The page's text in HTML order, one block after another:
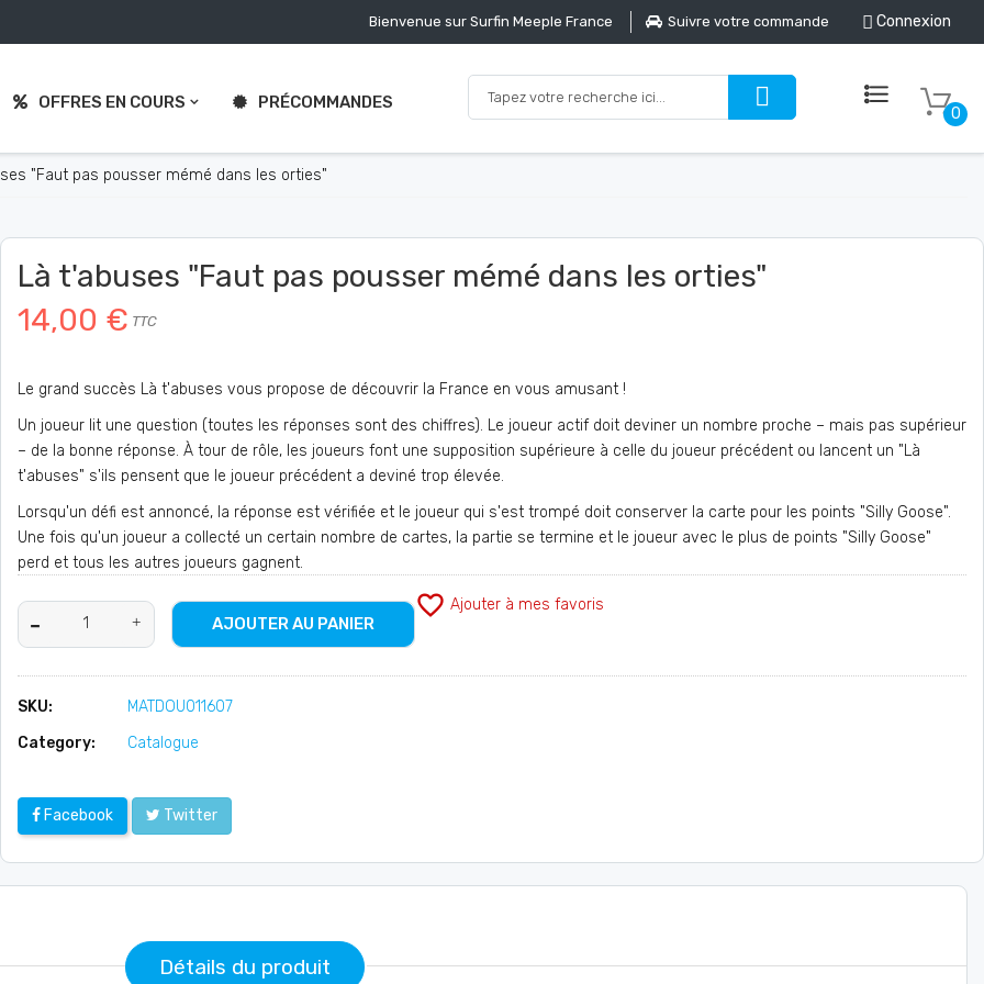
Bienvenue sur Surfin Meeple France Suivre votre commande Connexion
0
OFFRES EN COURS PRÉCOMMANDES
"Faut pas pousser mémé dans les orties"
Là t'abuses "Faut pas pousser mémé dans les orties"
14,00 € TTC
Le grand succès Là t'abuses vous propose de découvrir la France en vous amusant !
Un joueur lit une question (toutes les réponses sont des chiffres). Le joueur actif doit deviner un nombre proche – mais pas supérieur
– de la bonne réponse. À tour de rôle, les joueurs font une supposition supérieure à celle du joueur précédent ou lancent un "Là
t'abuses" s'ils pensent que le joueur précédent a deviné trop élevée.
Lorsqu'un défi est annoncé, la réponse est vérifiée et le joueur qui s'est trompé doit conserver la carte pour les points "Silly Goose".
Une fois qu'un joueur a collecté un certain nombre de cartes, la partie se termine et le joueur avec le plus de points "Silly Goose"
perd et tous les autres joueurs gagnent.
AJOUTER AU PANIER
favorite_border Ajouter à mes favoris
SKU:
MATDOU011607
Category:
Catalogue
Facebook Twitter
Détails du produit